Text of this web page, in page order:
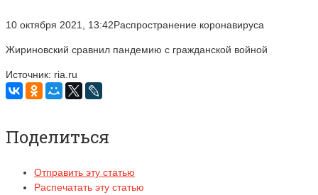
10 октября 2021, 13:42Распространение коронавируса
Жириновский сравнил пандемию с гражданской войной
Источник: ria.ru
Поделиться
Отправить эту статью
Распечатать эту статью